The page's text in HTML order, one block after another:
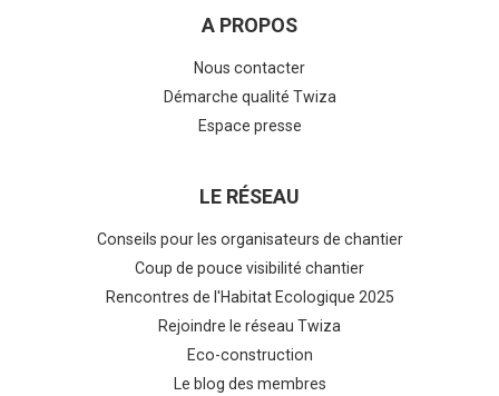
A PROPOS
Nous contacter
Démarche qualité Twiza
Espace presse
LE RÉSEAU
Conseils pour les organisateurs de chantier
Coup de pouce visibilité chantier
Rencontres de l'Habitat Ecologique 2025
Rejoindre le réseau Twiza
Eco-construction
Le blog des membres